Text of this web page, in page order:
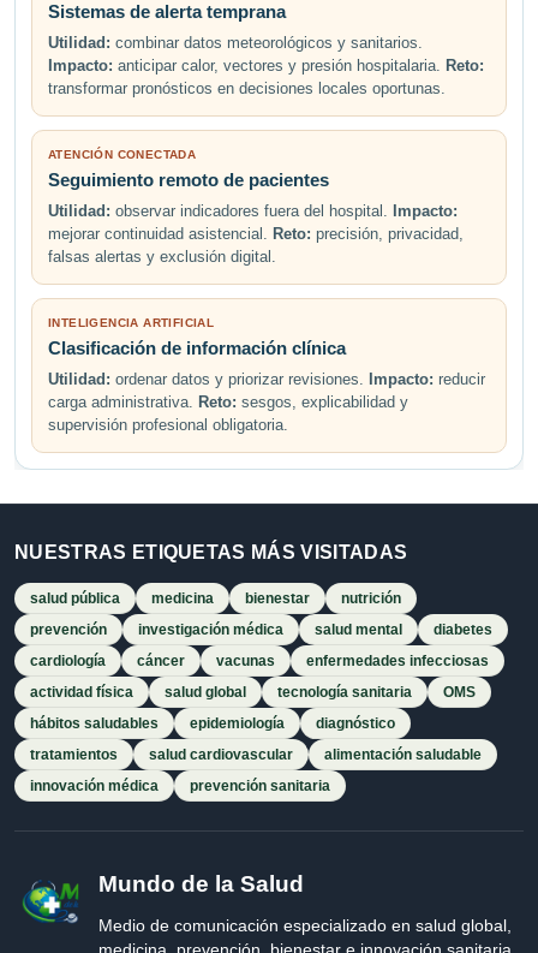
Sistemas de alerta temprana
Utilidad: combinar datos meteorológicos y sanitarios.
Impacto: anticipar calor, vectores y presión hospitalaria. Reto:
transformar pronósticos en decisiones locales oportunas.
ATENCIÓN CONECTADA
Seguimiento remoto de pacientes
Utilidad: observar indicadores fuera del hospital.
Impacto:
mejorar continuidad asistencial. Reto: precisión, privacidad,
falsas alertas y exclusión digital.
INTELIGENCIA ARTIFICIAL
Clasificación de información clínica
Utilidad: ordenar datos y priorizar revisiones. Impacto: reducir
carga administrativa. Reto: sesgos, explicabilidad y
supervisión profesional obligatoria.
NUESTRAS ETIQUETAS MÁS VISITADAS
salud pública medicina bienestar
nutrición
prevención
investigación médica salud mental
diabetes
cardiología
cáncer vacunas
enfermedades infecciosas
actividad física
salud global tecnología sanitaria
OMS
hábitos saludables
epidemiología
diagnóstico
tratamientos
salud cardiovascular
alimentación saludable
innovación médica
prevención sanitaria
Mundo de la Salud
Medio de comunicación especializado en salud global,